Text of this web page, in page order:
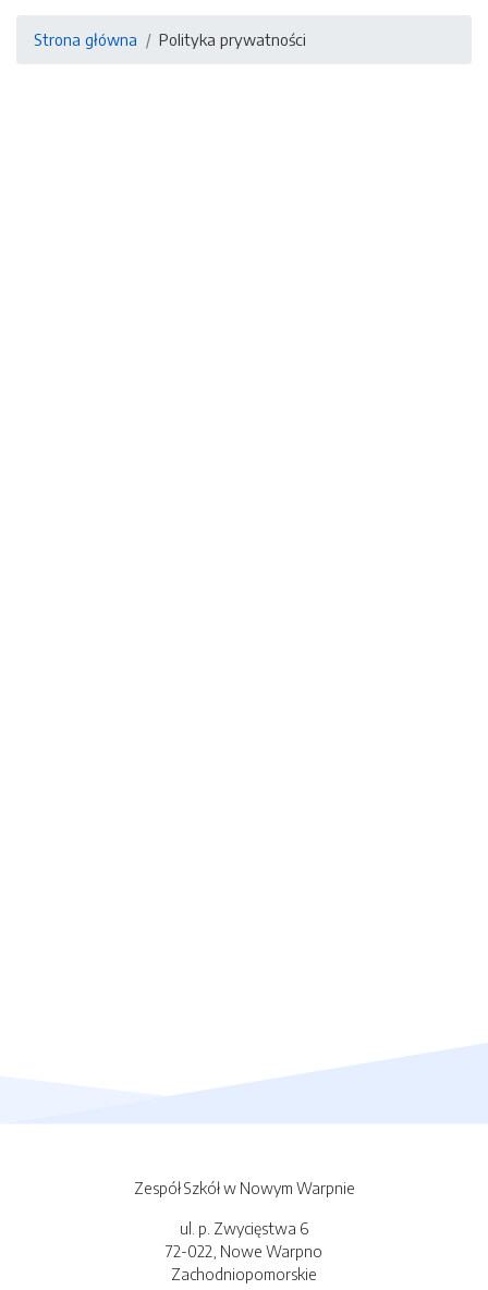
Strona główna Polityka prywatności
Zespół Szkół w Nowym Warpnie
ul. p. Zwycięstwa 6
72-022, Nowe Warpno
Zachodniopomorskie